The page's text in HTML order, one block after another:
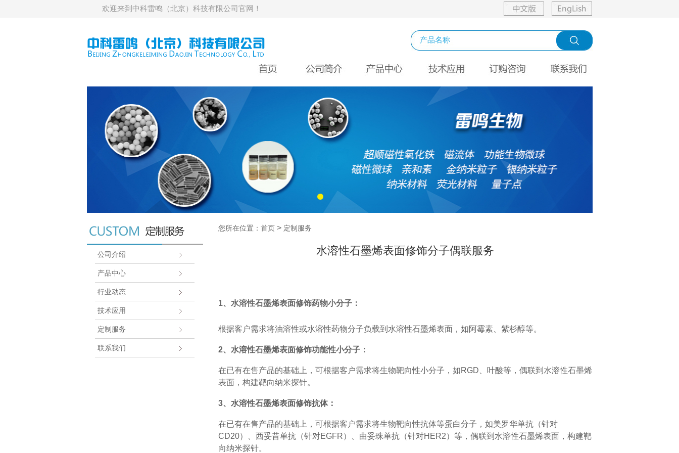
欢迎来到中科雷鸣（北京）科技有限公司官网！
公司介绍
产品中心
行业动态
技术应用
定制服务
联系我们
您所在位置：首页> 定制服务
水溶性石墨烯表面修饰分子偶联服务
1、水溶性石墨烯表面修饰药物小分子：
根据客户需求将油溶性或水溶性药物分子负载到水溶性石墨烯表面，如阿霉素、紫杉醇等。
2、水溶性石墨烯表面修饰功能性小分子：
在已有在售产品的基础上，可根据客户需求将生物靶向性小分子，如RGD、叶酸等，偶联到水溶性石墨烯
表面，构建靶向纳米探针。
3、水溶性石墨烯表面修饰抗体：
在已有在售产品的基础上，可根据客户需求将生物靶向性抗体等蛋白分子，如美罗华单抗（针对
CD20）、西妥昔单抗（针对EGFR）、曲妥珠单抗（针对HER2）等，偶联到水溶性石墨烯表面，构建靶
向纳米探针。